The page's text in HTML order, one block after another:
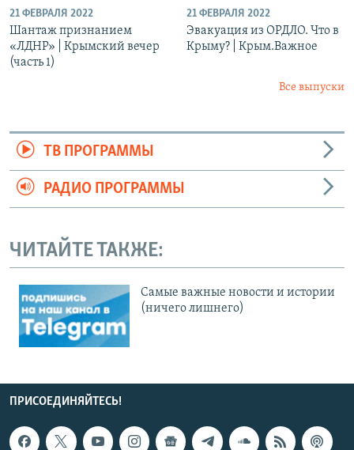
21 ФЕВРАЛЯ 2022
Шантаж признанием
«ЛДНР» | Крымский вечер
(часть 1)
21 ФЕВРАЛЯ 2022
Эвакуация из ОРДЛО. Что в
Крыму? | Крым.Важное
Все выпуски
ТВ ПРОГРАММЫ
РАДИО ПРОГРАММЫ
ЧИТАЙТЕ ТАКЖЕ:
Cамые важные новости и истории
(ничего лишнего)
ПРИСОЕДИНЯЙТЕСЬ!